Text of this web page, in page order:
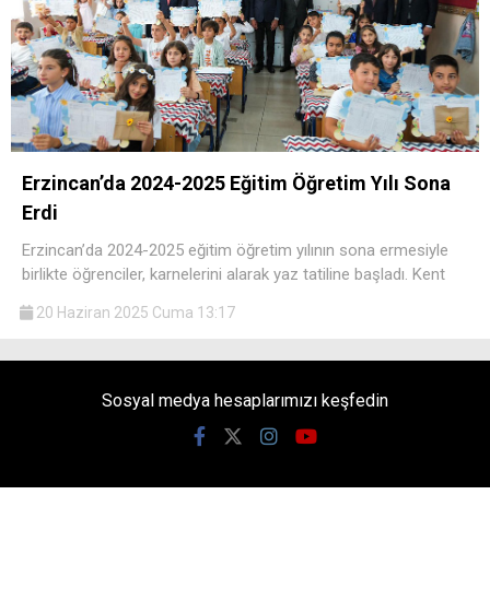
Erzincan’da 2024-2025 Eğitim Öğretim Yılı Sona
Erdi
Erzincan’da 2024-2025 eğitim öğretim yılının sona ermesiyle
birlikte öğrenciler, karnelerini alarak yaz tatiline başladı. Kent
20 Haziran 2025 Cuma 13:17
Sosyal medya hesaplarımızı keşfedin